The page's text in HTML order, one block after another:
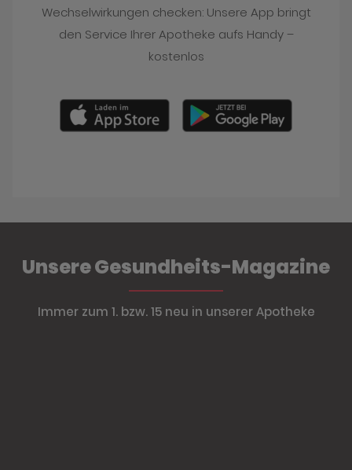
Wechselwirkungen checken: Unsere App bringt
den Service Ihrer Apotheke aufs Handy –
kostenlos
Unsere Gesundheits-Magazine
Immer zum 1. bzw. 15 neu in unserer Apotheke